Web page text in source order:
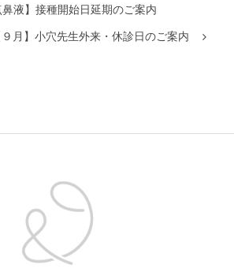
鼻液】接種開始日延期のご案内
９月】小穴先生外来・休診日のご案内